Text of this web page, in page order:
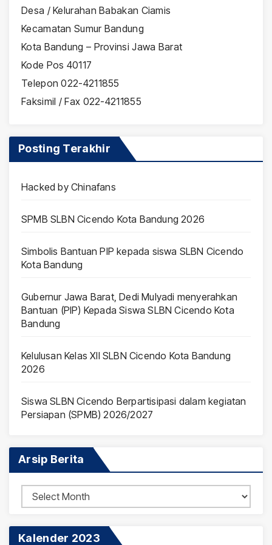
Desa / Kelurahan Babakan Ciamis
Kecamatan Sumur Bandung
Kota Bandung – Provinsi Jawa Barat
Kode Pos 40117
Telepon 022-4211855
Faksimil / Fax 022-4211855
Posting Terakhir
Hacked by Chinafans
SPMB SLBN Cicendo Kota Bandung 2026
Simbolis Bantuan PIP kepada siswa SLBN Cicendo
Kota Bandung
Gubernur Jawa Barat, Dedi Mulyadi menyerahkan
Bantuan (PIP) Kepada Siswa SLBN Cicendo Kota
Bandung
Kelulusan Kelas XII SLBN Cicendo Kota Bandung
2026
Siswa SLBN Cicendo Berpartisipasi dalam kegiatan
Persiapan (SPMB) 2026/2027
Arsip Berita
Arsip
Berita
Kalender 2023